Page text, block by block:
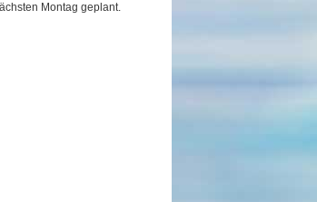
Montag geplant.